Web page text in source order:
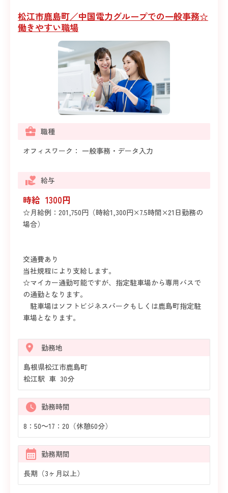
松江市鹿島町／中国電力グループでの一般事務☆
働きやすい職場
職種
オフィスワーク： 一般事務・データ入力
給与
時給 1300円
☆月給例：201,750円（時給1,300円×7.5時間×21日勤務の
場合）
交通費あり
当社規程により支給します。
☆マイカー通勤可能ですが、指定駐車場から専用バスで
の通勤となります。
駐車場はソフトビジネスパークもしくは鹿島町指定駐
車場となります。
勤務地
島根県松江市鹿島町
松江駅 車 30分
勤務時間
8：50～17：20（休憩60分）
勤務期間
長期（3ヶ月以上）